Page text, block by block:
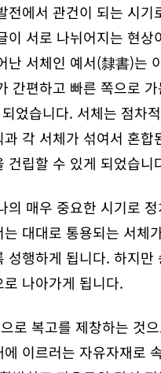
전에서 관건이 되는 시
이 서로 나뉘어지는 현
난 서체인 예서(隸書)는
간편하고 빠른 쪽으로
었습니다. 서체는 점차
각 서체가 섞여서 혼
건립할 수 있게 되었습니
의 매우 중요한 시기로
대대로 통용되는 서체
성행하게 됩니다. 하지
나아가게 됩니다.
로 복고를 제창하는 것
이르러는 자유자재로